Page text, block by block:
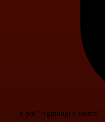
e poi "Aggiungi a Home"